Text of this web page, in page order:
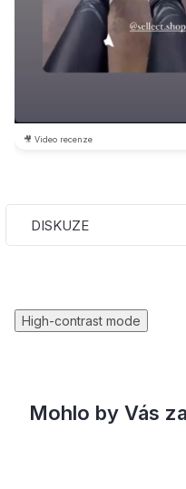
🎥 Video recenze
DISKUZE
High-contrast mode